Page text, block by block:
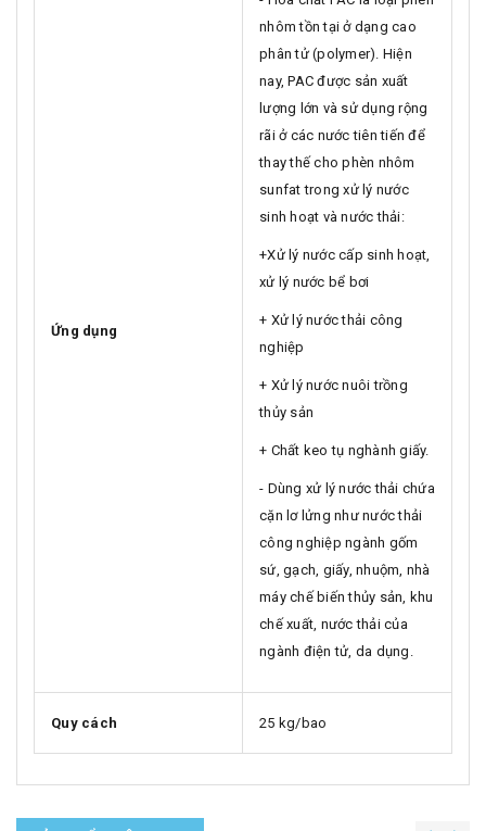
Ứng dụng
nhôm tồn tại ở dạng cao
phân tử (polymer). Hiện
nay, PAC được sản xuất
lượng lớn và sử dụng rộng
rãi ở các nước tiên tiến để
thay thế cho phèn nhôm
sunfat trong xử lý nước
sinh hoạt và nước thải:
+Xử lý nước cấp sinh hoạt,
xử lý nước bể bơi
+ Xử lý nước thải công
nghiệp
+ Xử lý nước nuôi trồng
thủy sản
+ Chất keo tụ nghành giấy.
- Dùng xử lý nước thải chứa
cặn lơ lửng như nước thải
công nghiệp ngành gốm
sứ, gạch, giấy, nhuộm, nhà
máy chế biến thủy sản, khu
chế xuất, nước thải của
ngành điện tử, da dụng.
Quy cách 25 kg/bao